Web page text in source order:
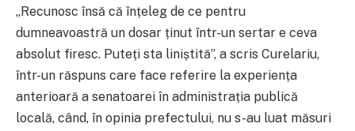
„Recunosc însă că înțeleg de ce pentru
dumneavoastră un dosar ținut într-un sertar e ceva
absolut firesc. Puteți sta liniștită”, a scris Curelariu,
într-un răspuns care face referire la experiența
anterioară a senatoarei în administrația publică
locală, când, în opinia prefectului, nu s-au luat măsuri